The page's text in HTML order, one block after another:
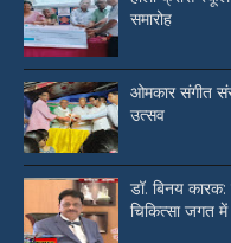
समारोह
ओमकार संगीत
उत्सव
डॉ. बिनय कारक:
चिकित्सा जगत में